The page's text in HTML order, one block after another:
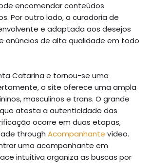
encomendar conteúdos
Por outro lado, a curadoria de
e adaptada aos desejos
anúncios de alta qualidade em todo
Catarina e tornou-se uma
o site oferece uma ampla
masculinos e trans. O grande
atesta a autenticidade das
ocorre em duas etapas,
throughAcompanhante vídeo.
uma acompanhante em
intuitiva organiza as buscas por